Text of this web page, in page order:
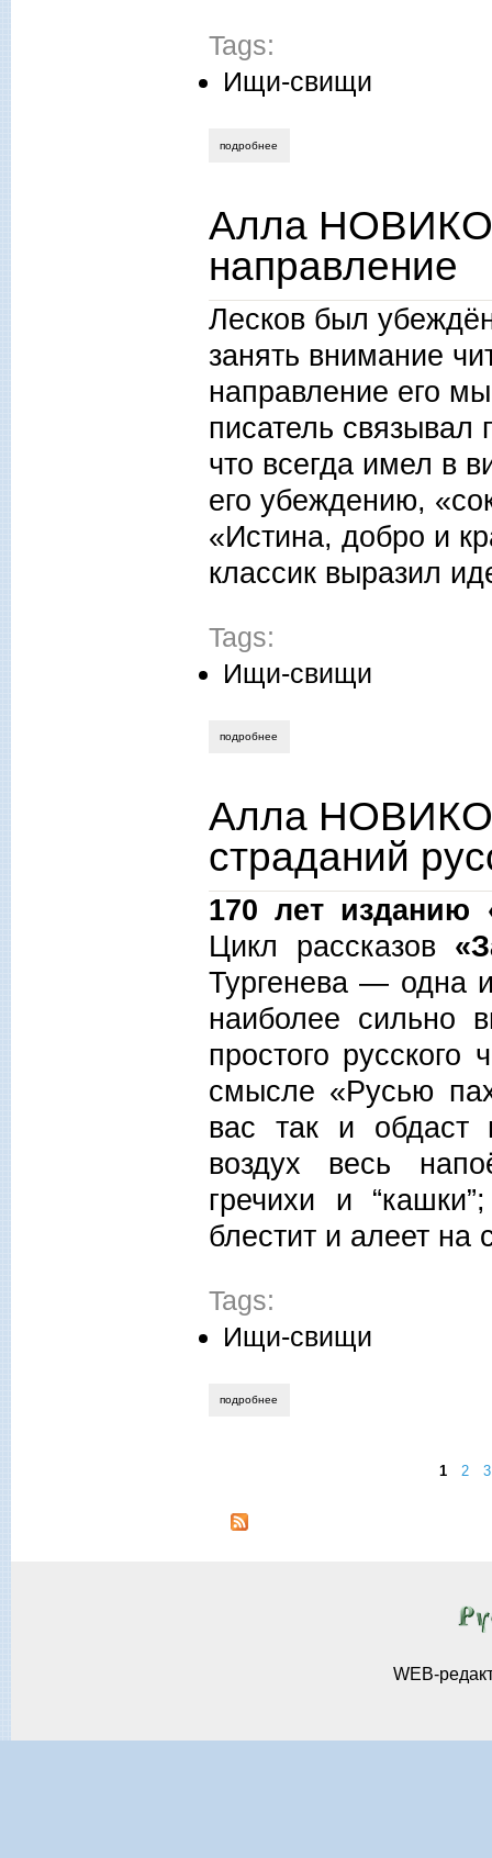
Tags:
Ищи-свищи
подробнее
Алла
направление
Лесков был
занять внимание
направление его
писатель связывал
что всегда имел в
его убеждению,
«Истина, добро и
классик выразил
Tags:
Ищи-свищи
подробнее
Алла
страданий
170 лет изданию
Цикл рассказов
Тургенева— одна
наиболее сильно
простого
смысле «Русью
вас так и обдаст
воздух весь
гречихи и
блестит и алеет на
Tags:
Ищи-свищи
подробнее
1 2 3
WEB-